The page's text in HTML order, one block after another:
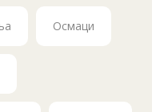
Осмаци